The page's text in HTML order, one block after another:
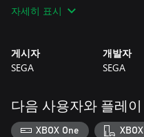
수 있습니다. 단, 인간력이 최
*상기 팩에 포함된 아이템을 사
수 있습니다. 단, 각성도가 최
용할 수 있습니다.
자세히 표시
게시자
SEGA
개발자
SEGA
다음 사용자와 플레이
XBOX One